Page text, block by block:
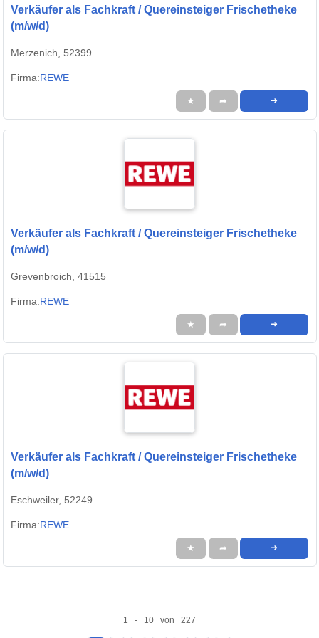
Verkäufer als Fachkraft / Quereinsteiger Frischetheke
(m/w/d)
Merzenich, 52399
Firma:REWE
★ ➦ ➜
Verkäufer als Fachkraft / Quereinsteiger Frischetheke
(m/w/d)
Grevenbroich, 41515
Firma:REWE
★ ➦ ➜
Verkäufer als Fachkraft / Quereinsteiger Frischetheke
(m/w/d)
Eschweiler, 52249
Firma:REWE
★ ➦ ➜
1 - 10 von 227